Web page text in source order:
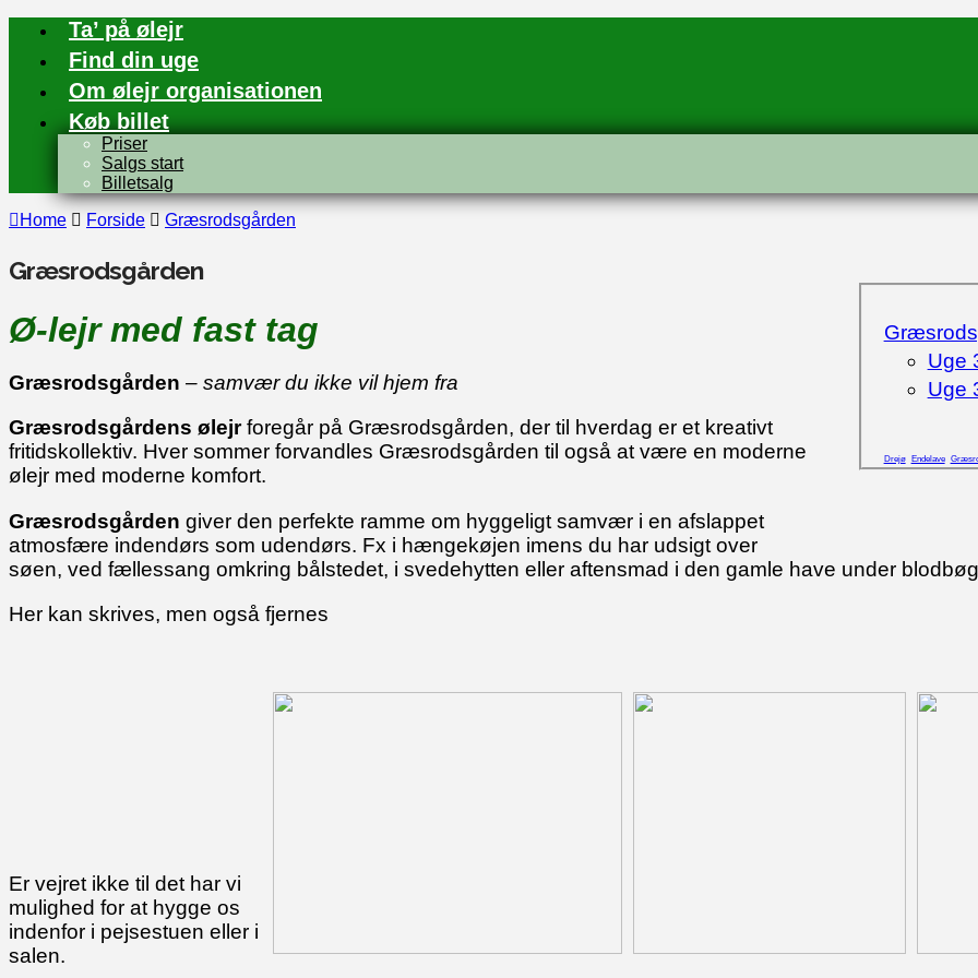
Ta’ på ølejr
Find din uge
Om ølejr organisationen
Køb billet
Priser
Salgs start
Billetsalg
Home
Forside Græsrodsgården
Uge
Uge
Drejø Endelave
Græsrodsgården
Ø-lejr med fast tag
Græsrodsgården – samvær du ikke vil hjem fra
Græsrodsgårdens ølejrforegår på Græsrodsgården, der til hverdag er et kreativt
fritidskollektiv. Hver sommer forvandles Græsrodsgården til også at være en moderne
ølejr med moderne komfort.
Græsrodsgården giver den perfekte ramme om hyggeligt samvær i en afslappet
atmosfære indendørs som udendørs. Fx i hængekøjen imens du har udsigt over
søen, ved fællessang omkring bålstedet, i svedehytten eller aftensmad i den gamle have under
Her kan skrives, men også fjernes
Er vejret ikke til det har vi
mulighed for at hygge os
indenfor i pejsestuen eller i
salen.